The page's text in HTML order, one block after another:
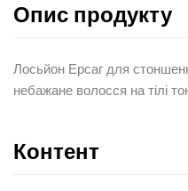
Опис продукту
Лосьйон Ерсаг для
небажане волосся на тілі
Контент